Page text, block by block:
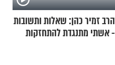
הרב זמיר כהן: שאלות ותשובות
- אשתי מתנגדת להתחזקות